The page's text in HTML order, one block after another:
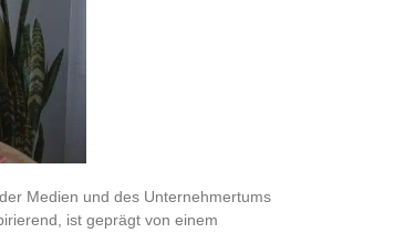
Medien und des Unternehmertums
ist geprägt von einem